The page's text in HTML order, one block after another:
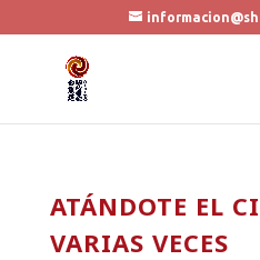
ATÁNDOTE EL
VARIAS VECES